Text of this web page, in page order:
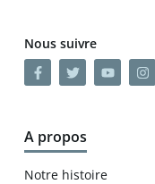
Nous suivre
A propos
Notre histoire